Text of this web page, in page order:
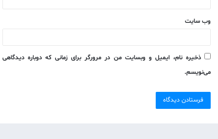
وب‌ سایت
ذخیره نام، ایمیل و وبسایت من در مرورگر برای زمانی که دوباره دیدگاهی
می‌نویسم.